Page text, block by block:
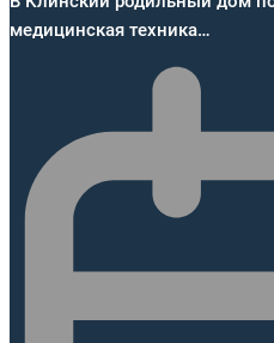
медицинская техника…